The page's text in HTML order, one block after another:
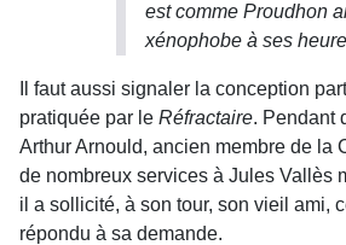
est comme Proudhon
xénophobe à ses
Il faut aussi signaler la conception
pratiquée par le Réfractaire. Pendant
Arthur Arnould, ancien membre de la
de nombreux services à Jules Vallès
il a sollicité, à son tour, son vieil ami,
répondu à sa demande.